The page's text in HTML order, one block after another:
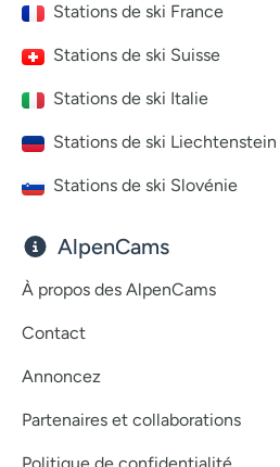
Stations de ski France
Stations de ski Suisse
Stations de ski Italie
Stations de ski Liechtenstein
Stations de ski Slovénie
AlpenCams
À propos des AlpenCams
Contact
Annoncez
Partenaires et collaborations